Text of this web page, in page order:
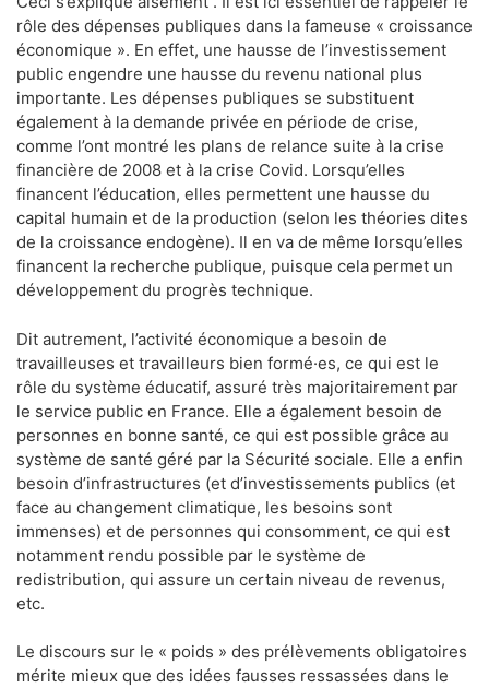
rôle des dépenses publiques dans la fameuse « croissance
économique ». En effet, une hausse de l’investissement
public engendre une hausse du revenu national plus
importante. Les dépenses publiques se substituent
également à la demande privée en période de crise,
comme l’ont montré les plans de relance suite à la crise
financière de 2008 et à la crise Covid. Lorsqu’elles
financent l’éducation, elles permettent une hausse du
capital humain et de la production (selon les théories dites
de la croissance endogène). Il en va de même lorsqu’elles
financent la recherche publique, puisque cela permet un
développement du progrès technique.
Dit autrement, l’activité économique a besoin de
travailleuses et travailleurs bien formé·es, ce qui est le
rôle du système éducatif, assuré très majoritairement par
le service public en France. Elle a également besoin de
personnes en bonne santé, ce qui est possible grâce au
système de santé géré par la Sécurité sociale. Elle a enfin
besoin d’infrastructures (et d’investissements publics (et
face au changement climatique, les besoins sont
immenses) et de personnes qui consomment, ce qui est
notamment rendu possible par le système de
redistribution, qui assure un certain niveau de revenus,
etc.
Le discours sur le « poids » des prélèvements obligatoires
mérite mieux que des idées fausses ressassées dans le